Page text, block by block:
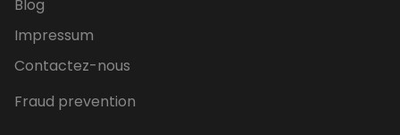
Blog
Impressum
Contactez-nous
Fraud prevention